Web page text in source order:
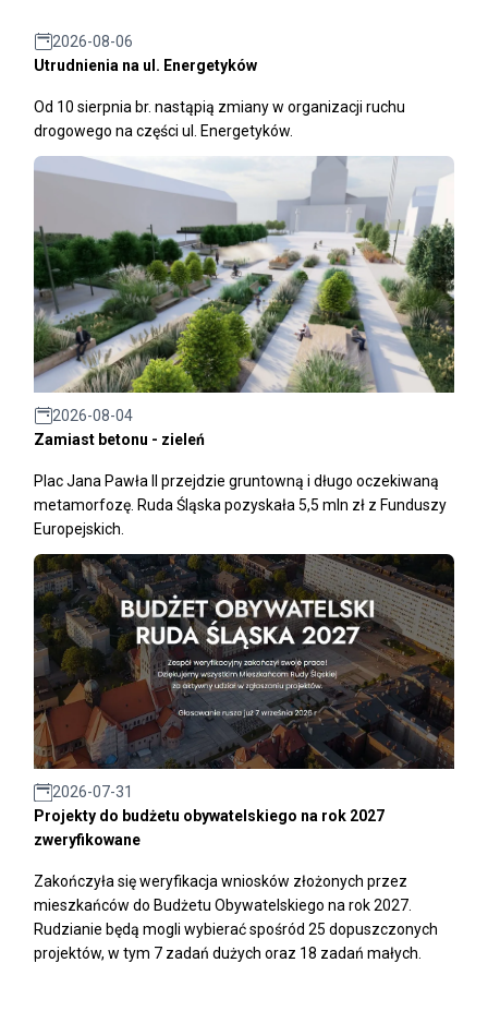
2026-08-06
Utrudnienia na ul. Energetyków
Od 10 sierpnia br. nastąpią zmiany w organizacji ruchu
drogowego na części ul. Energetyków.
2026-08-04
Zamiast betonu - zieleń
Plac Jana Pawła II przejdzie gruntowną i długo oczekiwaną
metamorfozę. Ruda Śląska pozyskała 5,5 mln zł z Funduszy
Europejskich.
2026-07-31
Projekty do budżetu obywatelskiego na rok 2027
zweryfikowane
Zakończyła się weryfikacja wniosków złożonych przez
mieszkańców do Budżetu Obywatelskiego na rok 2027.
Rudzianie będą mogli wybierać spośród 25 dopuszczonych
projektów, w tym 7 zadań dużych oraz 18 zadań małych.